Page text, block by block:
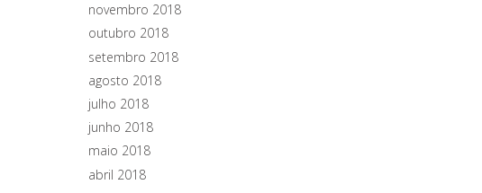
novembro 2018
outubro 2018
setembro 2018
agosto 2018
julho 2018
junho 2018
maio 2018
abril 2018